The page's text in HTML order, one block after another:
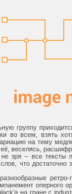
группу
во всем, взять
на тему
веселясь,
зря – все
что
на гране с